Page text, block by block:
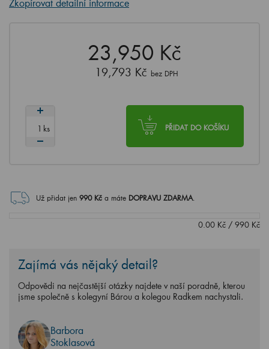
Zkopírovat detailní informace
23,950 Kč
19,793 Kč bez DPH
PŘIDAT DO KOŠÍKU
ks
Už přidat jen 990Kč a máte DOPRAVU ZDARMA.
0.00 Kč / 990 Kč
Zajímá vás nějaký detail?
Odpovědi na nejčastější otázky najdete v naší poradně, kterou
jsme společně s kolegyní Bárou a kolegou Radkem nachystali.
Barbora
Stoklasová